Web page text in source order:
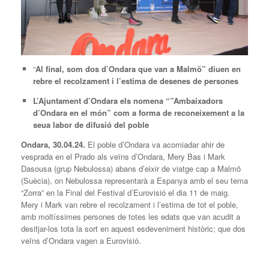
“Al final, som dos d’Ondara que van a Malmö” diuen en
rebre el recolzament i l’estima de desenes de persones
L’Ajuntament d’Ondara els nomena “”Ambaixadors
d’Ondara en el món” com a forma de reconeixement a la
seua labor de difusió del poble
Ondara, 30.04.24. El poble d’Ondara va acomiadar ahir de
vesprada en el Prado als veïns d’Ondara, Mery Bas i Mark
Dasousa (grup Nebulossa) abans d’eixir de viatge cap a Malmö
(Suècia), on Nebulossa representarà a Espanya amb el seu tema
“Zorra” en la Final del Festival d’Eurovisió el dia 11 de maig.
Mery i Mark van rebre el recolzament i l’estima de tot el poble,
amb moltíssimes persones de totes les edats que van acudit a
desitjar-los tota la sort en aquest esdeveniment històric; que dos
veïns d’Ondara vagen a Eurovisió.